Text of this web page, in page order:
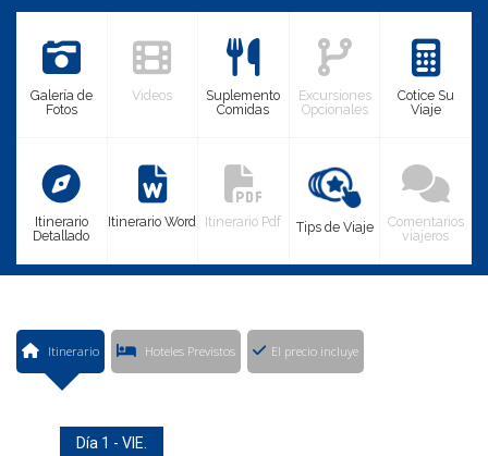
MÁS
Galería de
Fotos
Videos
Suplemento
Comidas
Excursiones
Opcionales
Cotice Su
Viaje
Itinerario
Detallado
Itinerario Word Itinerario Pdf Tips de Viaje
Comentarios
viajeros
Itinerario Hoteles Previstos El precio incluye
Día 1 - VIE.